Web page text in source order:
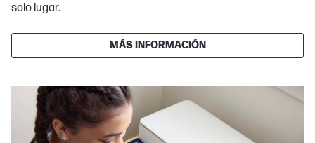
solo lugar.
MÁS INFORMACIÓN